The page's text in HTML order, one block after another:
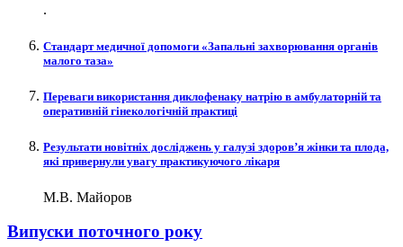
.
Стандарт медичної допомоги «Запальні захворювання органів
малого таза»
Переваги використання диклофенаку натрію в амбулаторній та
оперативній гінекологічній практиці
Результати новітніх досліджень у галузі здоров’я жінки та плода,
які привернули увагу практикуючого лікаря
М.В. Майоров
Випуски поточного року